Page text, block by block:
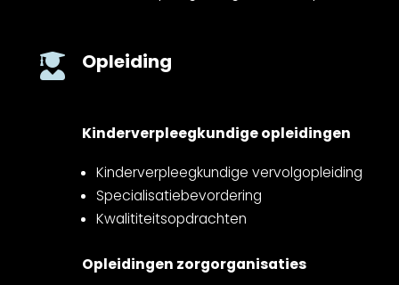
 Opleiding
Kinderverpleegkundige opleidingen
Kinderverpleegkundige vervolgopleiding
Specialisatiebevordering
Kwalititeitsopdrachten
Opleidingen zorgorganisaties